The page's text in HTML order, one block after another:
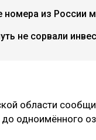
из России
не сорвали
области
одноимённого